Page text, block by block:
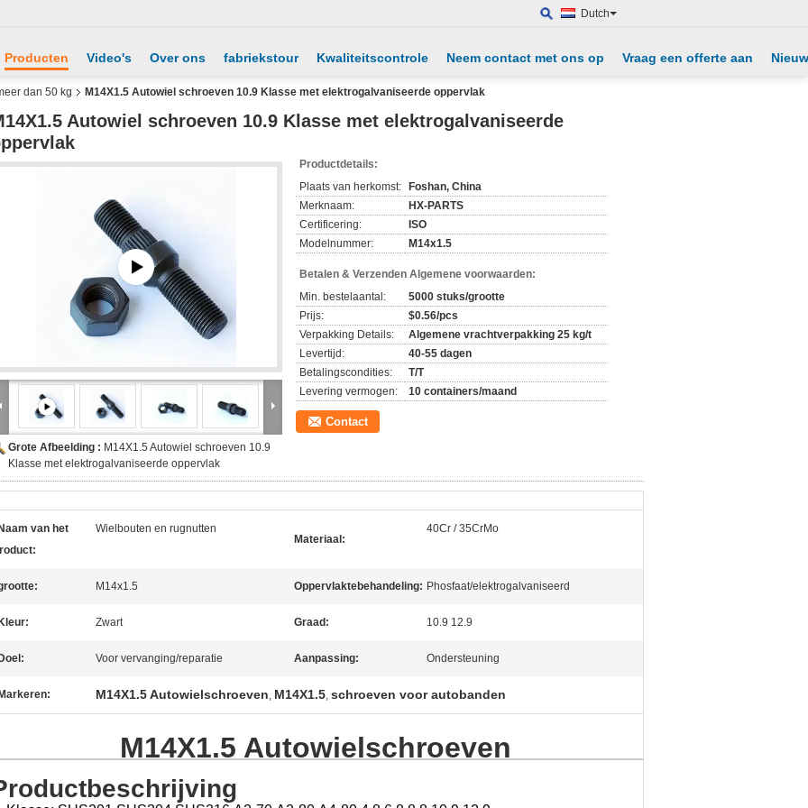
Dutch
Producten Video's Over ons fabriekstour Kwaliteitscontrole Neem contact met ons op Vraag een offerte aan
dan 50 kg M14X1.5 Autowiel schroeven 10.9 Klasse met elektrogalvaniseerde oppervlak
Autowiel schroeven 10.9 Klasse met elektrogalvaniseerde
Grote Afbeelding : M14X1.5 Autowiel schroeven 10.9
Klasse met elektrogalvaniseerde oppervlak
Productdetails:
Plaats van herkomst:
Foshan, China
Merknaam:
HX-PARTS
Certificering:
ISO
Modelnummer:
M14x1.5
Betalen & Verzenden Algemene voorwaarden:
Min. bestelaantal:
5000 stuks/grootte
Prijs:
$0.56/pcs
Verpakking Details:
Algemene vrachtverpakking 25 kg/t
Levertijd:
40-55 dagen
Betalingscondities:
T/T
Levering vermogen:
10 containers/maand
Contact
van het
Wielbouten en rugnutten
Materiaal:
40Cr / 35CrMo
M14x1.5 Oppervlaktebehandeling: Phosfaat/elektrogalvaniseerd
Zwart Graad: 10.9 12.9
Voor vervanging/reparatie Aanpassing: Ondersteuning
M14X1.5 Autowielschroeven, M14X1.5, schroeven voor autobanden
M14X1.5 Autowielschroeven